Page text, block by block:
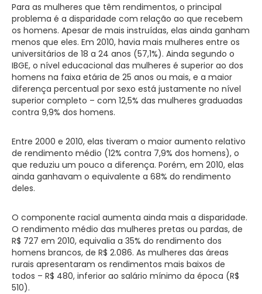
Para as mulheres que têm rendimentos, o principal
problema é a disparidade com relação ao que recebem
os homens. Apesar de mais instruídas, elas ainda ganham
menos que eles. Em 2010, havia mais mulheres entre os
universitários de 18 a 24 anos (57,1%). Ainda segundo o
IBGE, o nível educacional das mulheres é superior ao dos
homens na faixa etária de 25 anos ou mais, e a maior
diferença percentual por sexo está justamente no nível
superior completo – com 12,5% das mulheres graduadas
contra 9,9% dos homens.
Entre 2000 e 2010, elas tiveram o maior aumento relativo
de rendimento médio (12% contra 7,9% dos homens), o
que reduziu um pouco a diferença. Porém, em 2010, elas
ainda ganhavam o equivalente a 68% do rendimento
deles.
O componente racial aumenta ainda mais a disparidade.
O rendimento médio das mulheres pretas ou pardas, de
R$ 727 em 2010, equivalia a 35% do rendimento dos
homens brancos, de R$ 2.086. As mulheres das áreas
rurais apresentaram os rendimentos mais baixos de
todos – R$ 480, inferior ao salário mínimo da época (R$
510).